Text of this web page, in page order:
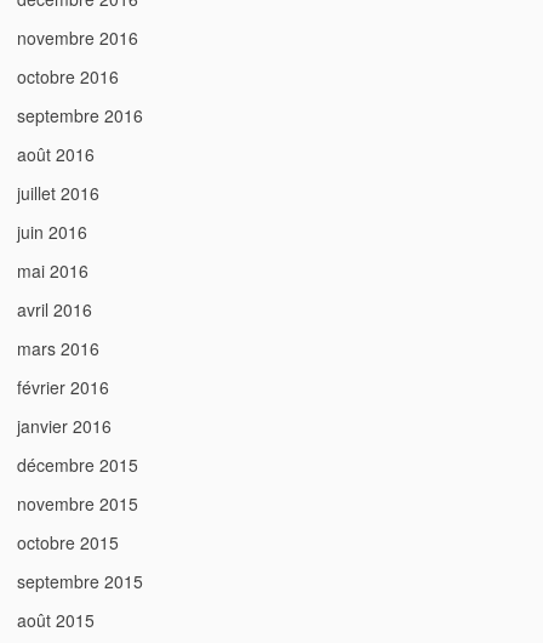
novembre 2016
octobre 2016
septembre 2016
août 2016
juillet 2016
juin 2016
mai 2016
avril 2016
mars 2016
février 2016
janvier 2016
décembre 2015
novembre 2015
octobre 2015
septembre 2015
août 2015